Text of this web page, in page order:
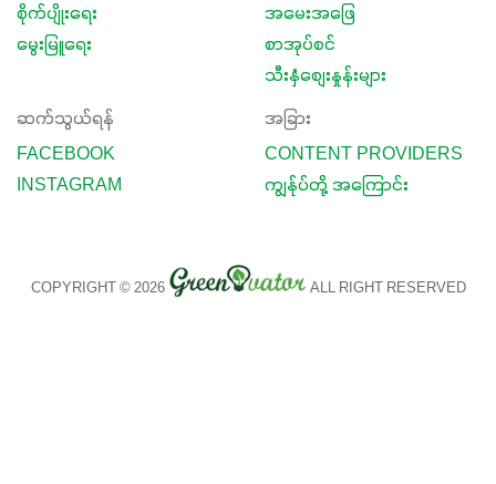
စိုက်ပျိုးရေး
မွေးမြူရေး
အမေးအဖြေ
စာအုပ်စင်
သီးနှံစျေးနှုန်းများ
ဆက်သွယ်ရန်
FACEBOOK
INSTAGRAM
အခြား
CONTENT PROVIDERS
ကျွန်ုပ်တို့ အကြောင်း
COPYRIGHT © 2026 ALL RIGHT RESERVED